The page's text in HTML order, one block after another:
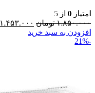
امتیاز 0 از 5
۱.۸۵۰.۰۰۰ تومان ۱.۴۵۳.۰۰۰
افزودن به سبد خرید
-21%